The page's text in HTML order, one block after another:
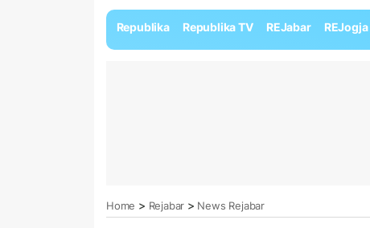
Republika Republika TV REJabar REJogja
Home > Rejabar > News Rejabar